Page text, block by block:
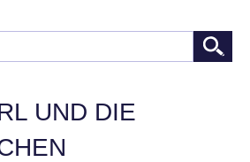
UND DIE